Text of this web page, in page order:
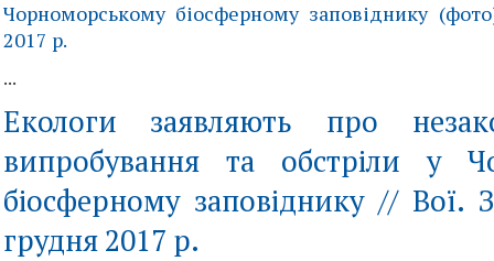
Чорноморському біосферному заповіднику
2017 р.
...
Екологи заявляють про
випробування та обстріли у
біосферному заповіднику // Вої.
грудня 2017 р.